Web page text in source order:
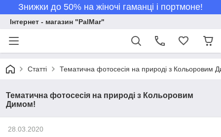
Знижки до 50% на жіночі гаманці і портмоне!
Інтернет - магазин "PalMar"
Статті Тематична фотосесія на природі з Кольоровим
Тематична фотосесія на природі з Кольоровим
Димом!
28.03.2020